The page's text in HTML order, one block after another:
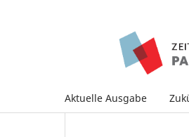
Aktuelle Ausgabe